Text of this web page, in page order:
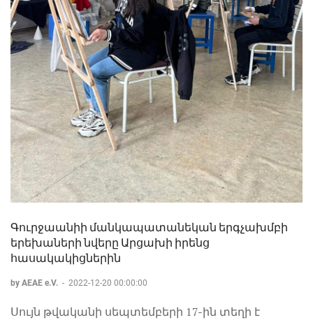
Գուրջաանիի մանկապատանեկան երգչախմբի
երեխաների նվերը Արցախի իրենց
հասակակիցներին
by AEAE e.V. - 2022-12-20 00:00:00
Սույն թվականի սեպտեմբերի 17-ին տեղի է